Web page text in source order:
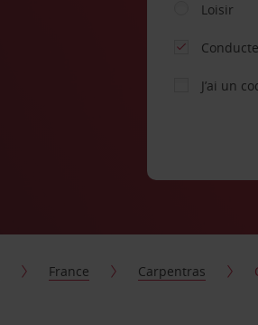
Loisir
J’ai un
France Carpentras